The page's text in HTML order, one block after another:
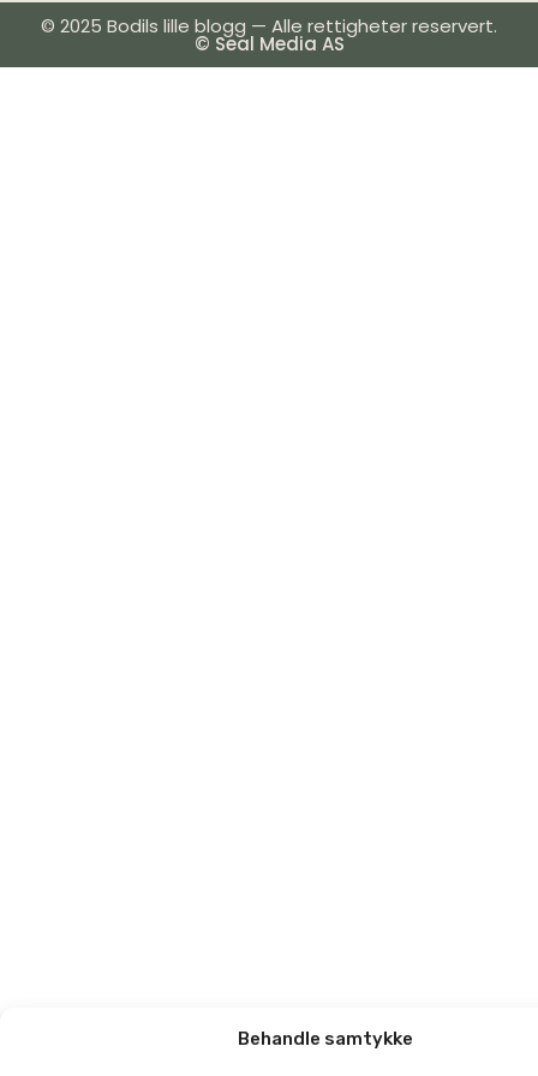
Behandle samtykke
© 2025 Bodils lille blogg — Alle rettigheter reservert.
© Seal Media AS